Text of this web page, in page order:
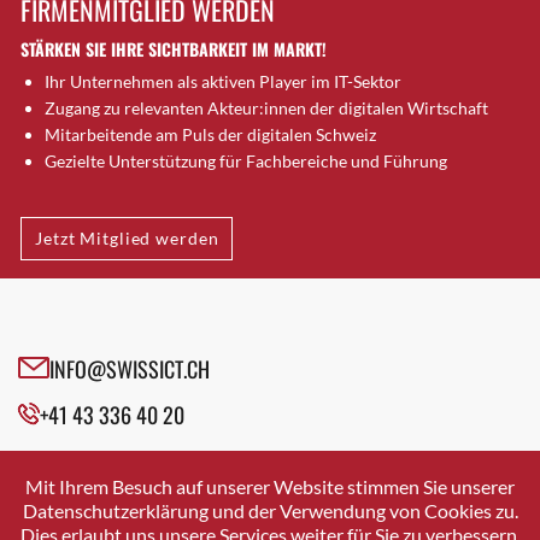
Brütten
Bubendorf
Bubikon
Buchs (SG)
Burgdorf
Bülach
Cazis
Cham
Davos Platz
Davos Platz 1
Dietikon
Dietlikon
FIRMENMITGLIED WERDEN
STÄRKEN SIE IHRE SICHTBARKEIT IM MARKT!
Ihr Unternehmen als aktiven Player im IT-Sektor
Zugang zu relevanten Akteur:innen der digitalen Wirtschaft
Mitarbeitende am Puls der digitalen Schweiz
Gezielte Unterstützung für Fachbereiche und Führung
Jetzt Mitglied werden
INFO@SWISSICT.CH
+41 43 336 40 20
SWISSICT
VULKANSTRASSE 120
8048 ZURICH
Mit Ihrem Besuch auf unserer Website stimmen Sie unserer
Datenschutzerklärung und der Verwendung von Cookies zu.
Dies erlaubt uns unsere Services weiter für Sie zu verbessern.